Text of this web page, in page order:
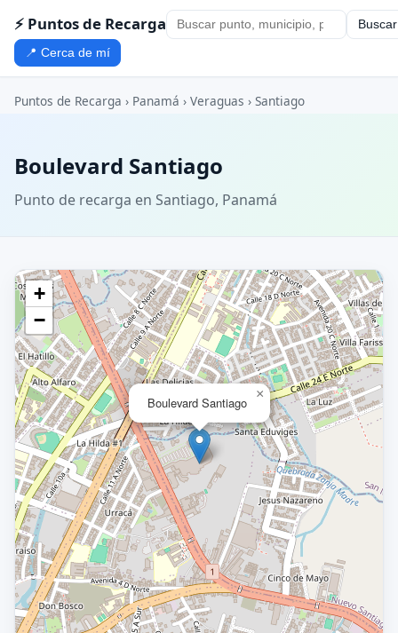
⚡ Puntos de Recarga Buscar
📍 Cerca de mí
Puntos de Recarga › Panamá › Veraguas › Santiago
Boulevard Santiago
Punto de recarga en Santiago, Panamá
Boulevard Santiago
×
+
−